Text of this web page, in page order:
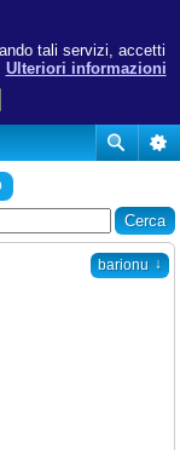
tali servizi, accetti
Ulteriori informazioni
barionu ↓